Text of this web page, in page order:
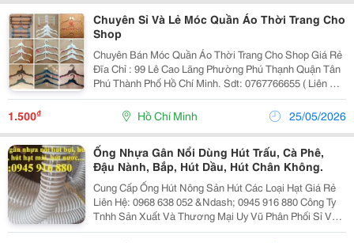
Chuyên Sỉ Và Lẻ Móc Quần Áo Thời Trang Cho
Shop
Chuyên Bán Móc Quần Áo Thời Trang Cho Shop Giá Rẻ
Đĩa Chỉ : 99 Lê Cao Lãng Phường Phú Thạnh Quận Tân
Phú Thành Phố Hồ Chí Minh. Sdt: 0767766655 ( Liên Hệ
Qua Zalo Biết Thêm Chi Tiết ) Xem Móc Quần Áo Trong
Đây Nha Các Anh Chị Và Liên Hệ Trực Tiếp...
1.500₫ Hồ Chí Minh 25/05/2026
Ống Nhựa Gân Nổi Dùng Hút Trấu, Cà Phê,
Đậu Nành, Bắp, Hút Dầu, Hút Chân Không.
Cung Cấp Ống Hút Nông Sản Hút Các Loại Hạt Giá Rẻ
Liên Hệ: 0968 638 052 &Ndash; 0945 916 880 Công Ty
Tnhh Sản Xuất Và Thương Mại Uy Vũ Phân Phối Sỉ Và
Lẻ Các Loại Ống Cao Su: Ống Bơm( Hút) Cát, Ống Xăng